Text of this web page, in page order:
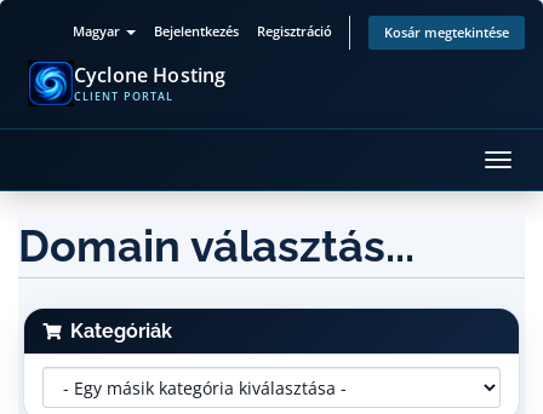
Magyar Bejelentkezés Regisztráció Kosár megtekintése
Cyclone Hosting
CLIENT PORTAL
a
Domain választás...
Kategóriák